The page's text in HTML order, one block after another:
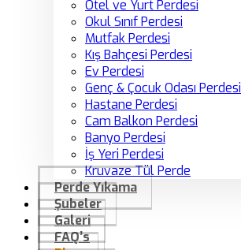
Otel ve Yurt Perdesi
Okul Sınıf Perdesi
Mutfak Perdesi
Kış Bahçesi Perdesi
Ev Perdesi
Genç & Çocuk Odası Perdesi
Hastane Perdesi
Cam Balkon Perdesi
Banyo Perdesi
İş Yeri Perdesi
Kruvaze Tül Perde
Perde Yıkama
Şubeler
Galeri
FAQ’s